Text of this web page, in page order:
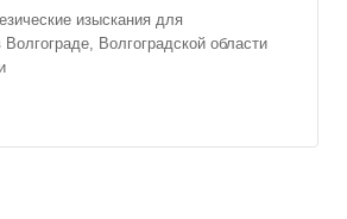
изыскания для
Волгограде, Волгоградской области